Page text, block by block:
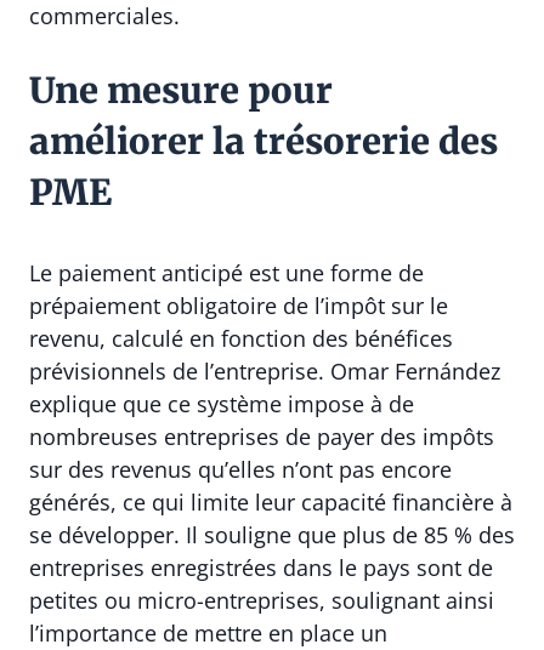
commerciales.
Une mesure pour
améliorer la trésorerie des
PME
Le paiement anticipé est une forme de
prépaiement obligatoire de l’impôt sur le
revenu, calculé en fonction des bénéfices
prévisionnels de l’entreprise. Omar Fernández
explique que ce système impose à de
nombreuses entreprises de payer des impôts
sur des revenus qu’elles n’ont pas encore
générés, ce qui limite leur capacité financière à
se développer. Il souligne que plus de 85 % des
entreprises enregistrées dans le pays sont de
petites ou micro-entreprises, soulignant ainsi
l’importance de mettre en place un